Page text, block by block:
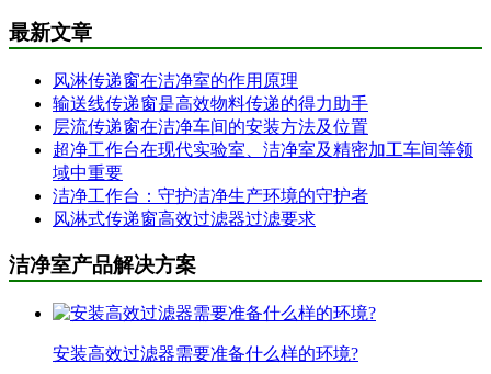
最新文章
风淋传递窗在洁净室的作用原理
输送线传递窗是高效物料传递的得力助手
层流传递窗在洁净车间的安装方法及位置
超净工作台在现代实验室、洁净室及精密加工车间等领
域中重要
洁净工作台：守护洁净生产环境的守护者
风淋式传递窗高效过滤器过滤要求
洁净室产品解决方案
安装高效过滤器需要准备什么样的环境?